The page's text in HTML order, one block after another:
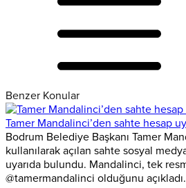
Benzer Konular
Tamer Mandalinci’den sahte hesap
Bodrum Belediye Başkanı Tamer
kullanılarak açılan sahte sosyal
uyarıda bulundu. Mandalinci, tek
@tamermandalinci olduğunu açıkladı.